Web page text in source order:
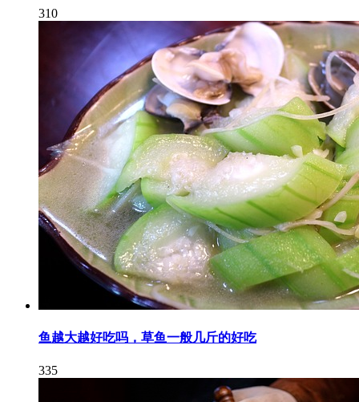
310
鱼越大越好吃吗，草鱼一般几斤的好吃
335